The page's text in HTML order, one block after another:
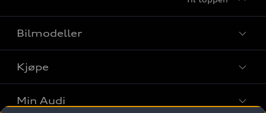
Bilmodeller
Finn din Audi
Sammenlign bilmodeller
Kjøpe
Kjøpshjelp
Min Audi